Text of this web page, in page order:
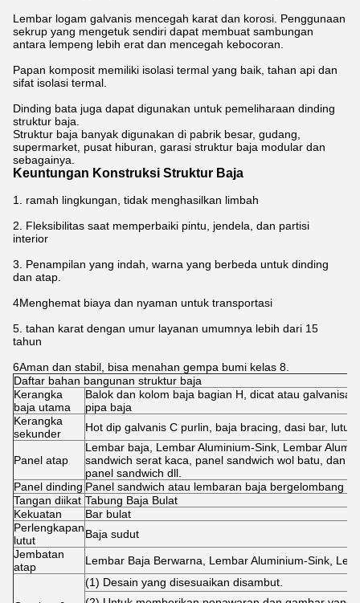
Lembar logam galvanis mencegah karat dan korosi. Penggunaan
sekrup yang mengetuk sendiri dapat membuat sambungan
antara lempeng lebih erat dan mencegah kebocoran.
Papan komposit memiliki isolasi termal yang baik, tahan api dan
sifat isolasi termal.
Dinding bata juga dapat digunakan untuk pemeliharaan dinding
struktur baja.
Struktur baja banyak digunakan di pabrik besar, gudang,
supermarket, pusat hiburan, garasi struktur baja modular dan
sebagainya.
Keuntungan Konstruksi Struktur Baja
1. ramah lingkungan, tidak menghasilkan limbah
2. Fleksibilitas saat memperbaiki pintu, jendela, dan partisi
interior
3. Penampilan yang indah, warna yang berbeda untuk dinding
dan atap.
4Menghemat biaya dan nyaman untuk transportasi
5. tahan karat dengan umur layanan umumnya lebih dari 15
tahun
6Aman dan stabil, bisa menahan gempa bumi kelas 8.
Daftar bahan bangunan struktur baja
Kerangka
baja utama
Balok dan kolom baja bagian H, dicat atau
pipa baja
Kerangka
sekunder
Hot dip galvanis C purlin, baja bracing, dasi bar, lutut
Panel atap
Lembar baja, Lembar Aluminium-Sink, Lembar
sandwich serat kaca, panel sandwich wol batu, dan
panel sandwich dll.
Panel dinding Panel sandwich atau lembaran baja bergelombang
Tangan diikat Tabung Baja Bulat
Kekuatan
Bar bulat
Perlengkapan
lutut
Baja sudut
Jembatan
atap
Lembar Baja Berwarna, Lembar Aluminium-Sink,
(1) Desain yang disesuaikan disambut.